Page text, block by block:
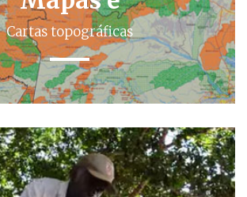
Cartas topográficas